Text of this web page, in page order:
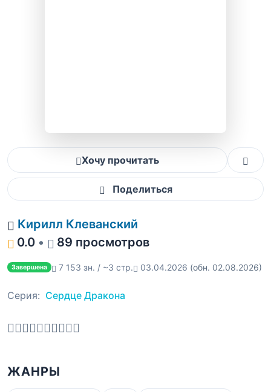
Хочу прочитать
Поделиться
Кирилл Клеванский
0.0 • 89 просмотров
Завершена 7 153 зн. / ~3 стр. 03.04.2026 (обн. 02.08.2026)
Серия: Сердце Дракона
ЖАНРЫ